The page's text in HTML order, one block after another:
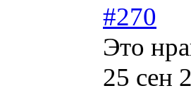
#270
Это
25 сен